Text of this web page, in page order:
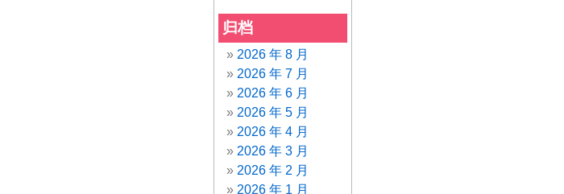
归档
2026 年 8 月
2026 年 7 月
2026 年 6 月
2026 年 5 月
2026 年 4 月
2026 年 3 月
2026 年 2 月
2026 年 1 月